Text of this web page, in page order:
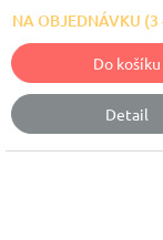
NA OBJEDNÁVKU (3
Do košíku
Detail